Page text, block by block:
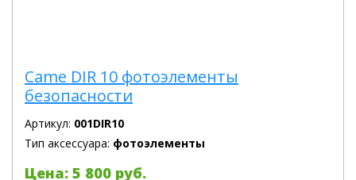
Came DIR 10 фотоэлементы
безопасности
Артикул: 001DIR10
Тип аксессуара: фотоэлементы
Цена: 5 800 руб.